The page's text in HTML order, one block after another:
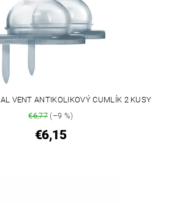
VENT ANTIKOLIKOVÝ CUMLÍK 2 KUSY
€6,77(–9 %)
€6,15